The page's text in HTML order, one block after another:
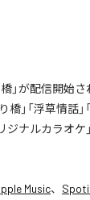
」が配信開始
橋」「浮草情話
ジナルカラオ
Music、